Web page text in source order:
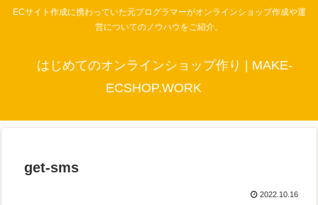
ECサイト作成に携わっていた元プログラマーがオンラインショップ作成や運
営についてのノウハウをご紹介。
はじめてのオンラインショップ作り | MAKE-
ECSHOP.WORK
get-sms
2022.10.16